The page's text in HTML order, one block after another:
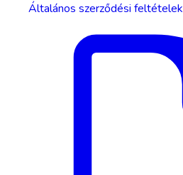
Általános szerződési feltételek